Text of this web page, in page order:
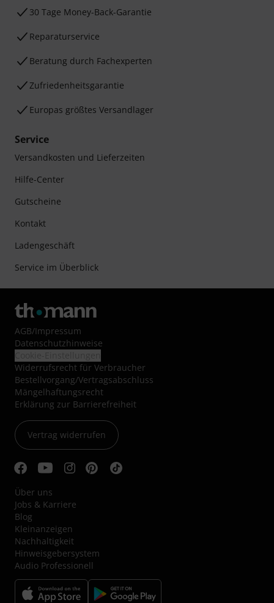
30 Tage Money-Back-Garantie
Reparaturservice
Beratung durch Fachexperten
Zufriedenheitsgarantie
Europas größtes Versandlager
Service
Versandkosten und Lieferzeiten
Hilfe-Center
Gutscheine
Kontakt
Ladengeschäft
Service im Überblick
AGB/Impressum
Datenschutzhinweise
Widerrufsrecht für Verbraucher
Bestellvorgang/Vertragsabschluss
Mängelhaftungsrecht
Erklärung zur Barrierefreiheit
Vertrag widerrufen
Über uns
Jobs & Karriere
Blog
Kleinanzeigen
Nachhaltigkeit
Hinweisgebersystem
Audio Professionell